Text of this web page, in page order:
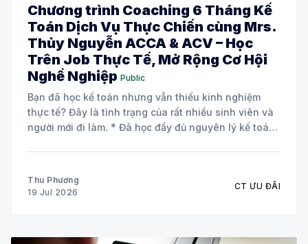
Chương trình Coaching 6 Tháng Kế
Toán Dịch Vụ Thực Chiến cùng Mrs.
Thủy Nguyễn ACCA & ACV – Học
Trên Job Thực Tế, Mở Rộng Cơ Hội
Nghề Nghiệp Public
Bạn đã học kế toán nhưng vẫn thiếu kinh nghiệm
thực tế? Đây là tình trạng của rất nhiều sinh viên và
người mới đi làm. * Đã học đầy đủ nguyên lý kế toán
Thu Phương
19 Jul 2026
CT ƯU ĐÃI